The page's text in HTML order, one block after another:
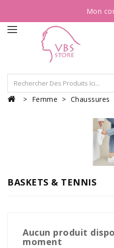
Mon
Femme Chaussures
BASKETS & TENNIS
Aucun produit
moment